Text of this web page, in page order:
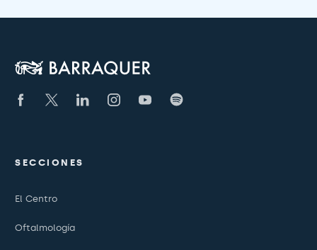
SECCIONES
El Centro
Oftalmología